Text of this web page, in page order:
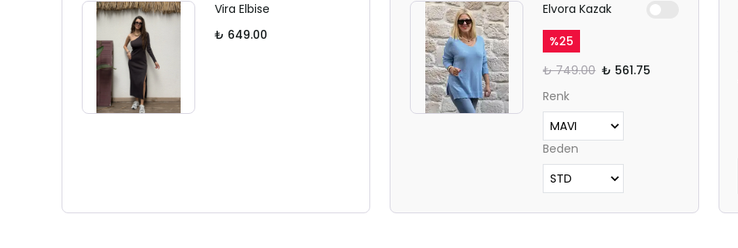
Vira Elbise
₺ 649.00
Elvora Kazak
%25
₺ 749.00 ₺ 561.75
Renk
Beden